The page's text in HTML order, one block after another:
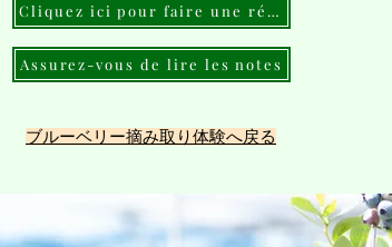
Cliquez ici pour faire une réservation
Assurez-vous de lire les notes
​ブルーベリー摘み取り体験へ戻る